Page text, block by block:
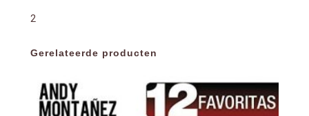
2
Gerelateerde producten